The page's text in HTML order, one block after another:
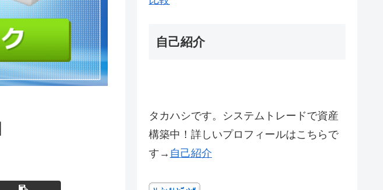
自己紹介
タカハシです。システムトレードで資産
構築中！詳しいプロフィールはこちらで
す→ 自己紹介